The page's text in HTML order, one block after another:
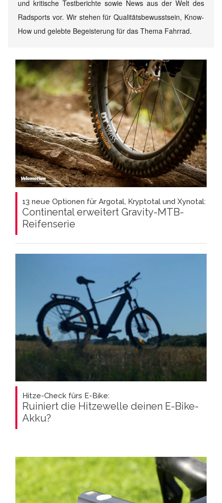
und kritische Testberichte sowie News aus der Welt des
Radsports vor. Wir stehen für Qualitätsbewusstsein, Know-
How und gelebte Begeisterung für das Thema Fahrrad.
13 neue Optionen für Argotal, Kryptotal und Xynotal:
Continental erweitert Gravity-MTB-
Reifenserie
Hitze-Check fürs E-Bike:
Ruiniert die Hitzewelle deinen E-Bike-
Akku?